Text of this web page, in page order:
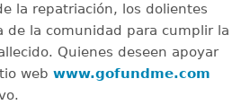
la repatriación, los dolientes
de la comunidad para cumplir la
Quienes deseen apoyar
web www.gofundme.com